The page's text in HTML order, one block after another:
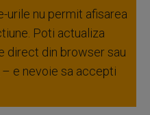
urile nu permit afisarea
Poti actualiza
direct din browser sau
– e nevoie sa accepti